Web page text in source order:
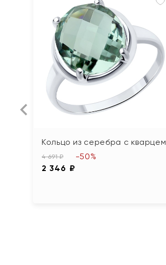
Кольцо из серебра с кварцем
4 691 ₽
2 346 ₽
-50%